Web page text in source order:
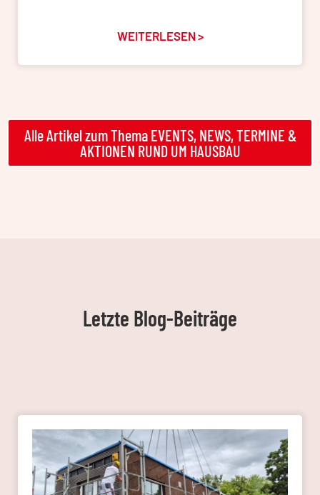
WEITERLESEN >
Alle Artikel zum Thema EVENTS, NEWS, TERMINE &
AKTIONEN RUND UM HAUSBAU
Letzte Blog-Beiträge